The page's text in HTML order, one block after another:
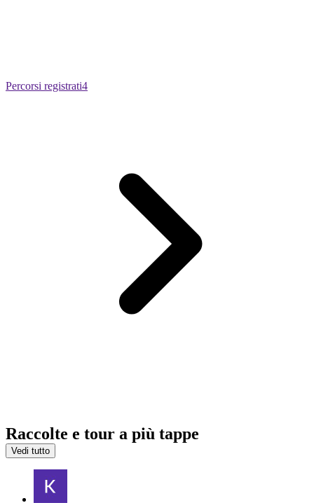
Percorsi registrati4
Raccolte e tour a più tappe
Vedi tutto